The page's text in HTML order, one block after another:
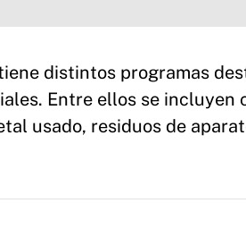
distintos programas
Entre ellos se incluyen
usado, residuos de